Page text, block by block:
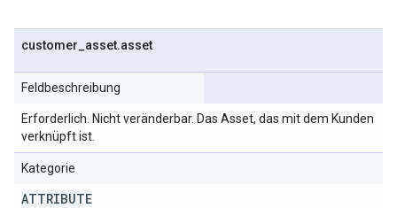
customer asset.asset
Feldbeschreibung
Erforderlich. Nicht veränderbar. Das Asset, das mit dem Kunden
verknüpft ist.
Kategorie
ATTRIBUTE